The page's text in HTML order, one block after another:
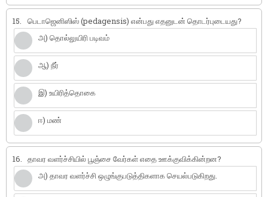
15.
பெடாஜெனிஸிஸ் (pedagensis) என்பது எதனுடன் தொடர்புடையது?
அ) தொல்லுயிரி படிவம்
ஆ) நீர்
இ) உயிரித்தொகை
ஈ) மண்
16. தாவர வளர்ச்சியில் பூஞ்சை வேர்கள் எதை ஊக்குவிக்கின்றன?
அ) தாவர வளர்ச்சி ஒழுங்குபடுத்திகளாக செயல்படுகிறது.